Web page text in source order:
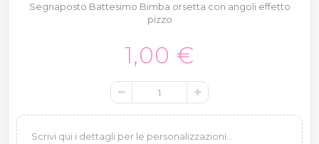
Segnaposto Battesimo Bimba orsetta con angoli effetto
pizzo
1,00 €